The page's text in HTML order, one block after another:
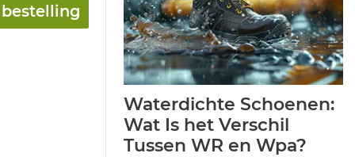
Waterdichte Schoenen:
Wat Is het Verschil
Tussen WR en Wpa?